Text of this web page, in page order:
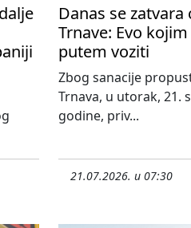
Danas se zatvara
Trnave: Evo
putem voziti
Zbog sanacije
Trnava, u utorak, 21.
godine, priv...
21.07.2026. u 07:30